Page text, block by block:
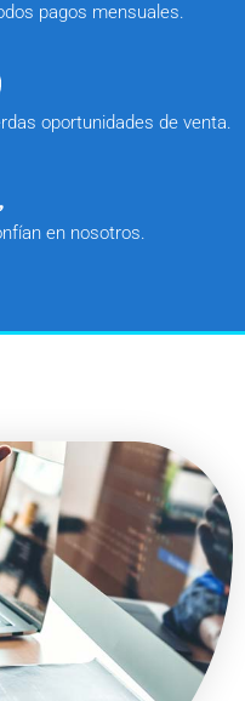
pagos mensuales.
oportunidades de venta.
en nosotros.